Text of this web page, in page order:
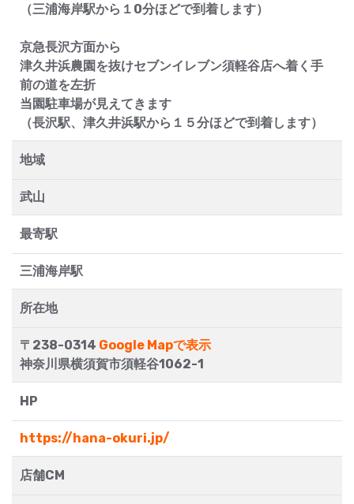
（三浦海岸駅から１0分ほどで到着します）
京急長沢方面から
津久井浜農園を抜けセブンイレブン須軽谷店へ着く手
前の道を左折
当園駐車場が見えてきます
（長沢駅、津久井浜駅から１５分ほどで到着します）
地域
武山
最寄駅
三浦海岸駅
所在地
〒238-0314 Google Mapで表示
神奈川県横須賀市須軽谷1062-1
HP
https://hana-okuri.jp/
店舗CM